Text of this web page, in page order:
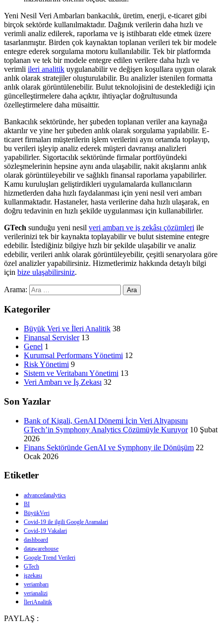
Yeni Nesil Veri Ambarları bankacılık, üretim, enerji, e-ticaret gibi
birçok sektörde kullanılmaktadır. Dağınık verilerin daha hızlı ve
verimli analiz edilerek, raporlama ve iş istihbaratı elde etmek üzere
tasarlanmıştır. Birden çok kaynaktan toplanan verileri tek bir modele
entegre ederek sorgulama motoru kullanılabilir. Tek bir platformda
toplanan ve tek bir modele entegre edilen verilere daha hızlı ve
verimli ileri analitik uygulanabilir ve değişen koşullara uygun olarak
anlık olarak stratejiler oluşturulabilir. Bu analizler istenilen formatta
anlık olarak görüntülenebilir. Bulut teknolojisini de desteklediği için
güncelleştirmelere daha açıktır, ihtiyaçlar doğrultusunda
özelleştirmelere daha müsaittir.
Bankacılık sektöründe, her şubeden toplanan veriler ana kaynağa
aktarılır ve yine her şubeden anlık olarak sorgulama yapılabilir. E-
ticaret firmaları müşterilerin işlem verilerini aynı ortamda toplayıp,
bu verileri işleyip analiz ederek müşteri davranışı analizleri
yapabilirler. Sigortacılık sektöründe firmalar portföyündeki
sözleşmelerinin hepsine aynı anda ulaşabilir, nakit akışlarını anlık
olarak görüntüleyebilir ve sağlıklı finansal raporlama yapabilirler.
Kamu kuruluşları geliştirdikleri uygulamalarda kullanıcıların
hizmetlerden daha hızlı faydalanması için yeni nesil veri ambarı
kullanmaktadır. Hastaneler, hasta verilerine daha hızlı ulaşarak, en
doğru tedavinin en hızlı şekilde uygulanması için kullanabilirler.
GTech sunduğu yeni nesil veri ambarı ve iş zekâsı çözümleri ile
verilerinizi tek bir kaynakta toplayabilir ve bulut sistemine entegre
edebilir. İstediğiniz bilgiye hızlı bir şekilde ulaşabilir ve analiz
edebilir, verileri anlık olarak görüntüleyebilir, çeşitli senaryolara göre
özel analizler yapabilirsiniz. Hizmetlerimiz hakkında detaylı bilgi
için bize ulaşabilirsiniz.
Arama:
Kategoriler
Büyük Veri ve İleri Analitik 38
Finansal Servisler 13
Genel 1
Kurumsal Performans Yönetimi 12
Risk Yönetimi 9
Sistem ve Veritabanı Yönetimi 13
Veri Ambarı ve İş Zekası 32
Son Yazılar
Bank of Kigali, GenAI Dönemi İçin Veri Altyapısını
GTech’in Symphony Analytics Çözümüyle Kuruyor 10 Şubat
2026
Finans Sektöründe GenAI ve Symphony ile Dönüşüm 22
Ocak 2026
Etiketler
advancedanalytics
BI
BüyükVeri
Covid-19 ile ilgili Google Aramalari
Covid-19 Vakalari
dashboard
datawarehouse
Google Trend Verileri
GTech
işzekası
veriambarı
verianalizi
İleriAnalitik
PAYLAŞ :